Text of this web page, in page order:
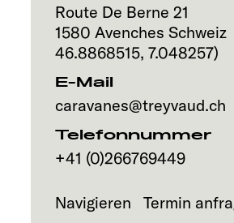
Route De Berne 21
1580 Avenches Schweiz
46.8868515, 7.048257)
E-Mail
caravanes@treyvaud.ch
Telefonnummer
+41 (0)266769449
Navigieren Termin